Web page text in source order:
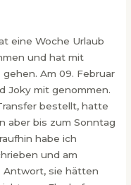
eine Woche Urlaub
und hat mit
Am 09. Februar
Joky mit genommen.
bestellt, hatte
aber bis zum Sonntag
habe ich
und am
Antwort, sie hätten